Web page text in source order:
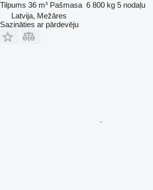
Tilpums 36 m³ Pašmasa 6 800 kg 5 nodaļu
Latvija, Mežāres
Sazināties ar pārdevēju